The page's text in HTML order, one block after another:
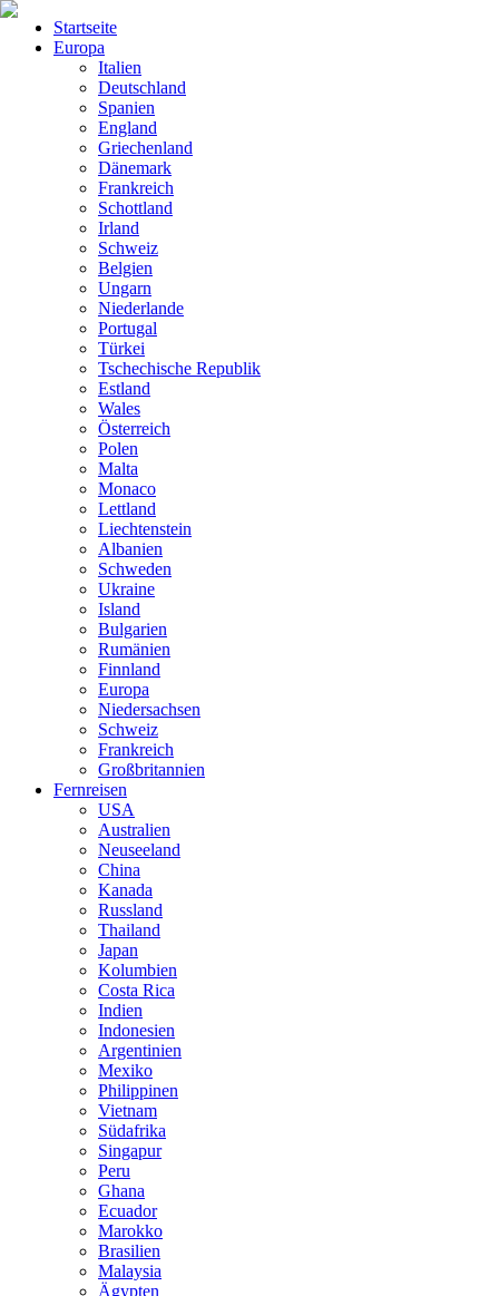
Startseite
Europa
Italien
Deutschland
Spanien
England
Griechenland
Dänemark
Frankreich
Schottland
Irland
Schweiz
Belgien
Ungarn
Niederlande
Portugal
Türkei
Tschechische Republik
Estland
Wales
Österreich
Polen
Malta
Monaco
Lettland
Liechtenstein
Albanien
Schweden
Ukraine
Island
Bulgarien
Rumänien
Finnland
Europa
Niedersachsen
Schweiz
Frankreich
Großbritannien
Fernreisen
USA
Australien
Neuseeland
China
Kanada
Russland
Thailand
Japan
Kolumbien
Costa Rica
Indien
Indonesien
Argentinien
Mexiko
Philippinen
Vietnam
Südafrika
Singapur
Peru
Ghana
Ecuador
Marokko
Brasilien
Malaysia
Ägypten